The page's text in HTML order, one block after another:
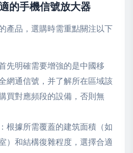
的手機信號放大器
產品，選購時需重點關注以下
首先明確需要增強的是中國移
網通信號，并了解所在區域該
買對應頻段的設備，否則無
：根據所需覆蓋的建筑面積（如
）和結構復雜程度，選擇合適